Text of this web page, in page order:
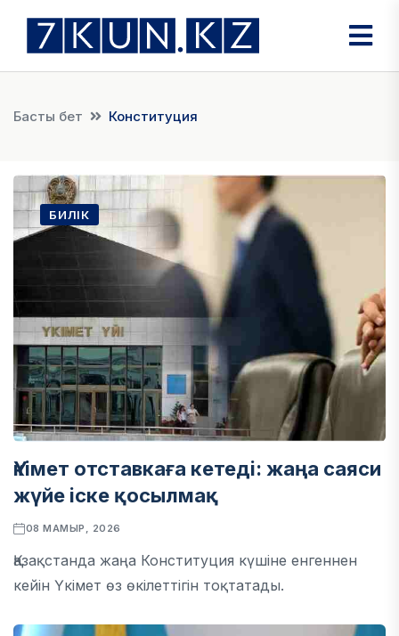
Басты бет Конституция
БИЛІК
Үкімет отставкаға кетеді: жаңа саяси
жүйе іске қосылмақ
08 МАМЫР, 2026
Қазақстанда жаңа Конституция күшіне енгеннен
кейін Үкімет өз өкілеттігін тоқтатады.